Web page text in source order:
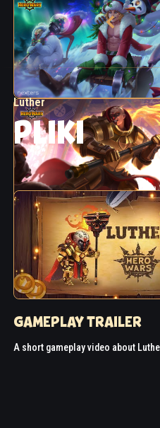
Luther
PLIKI
GAMEPLAY TRAILER
A short gameplay video about